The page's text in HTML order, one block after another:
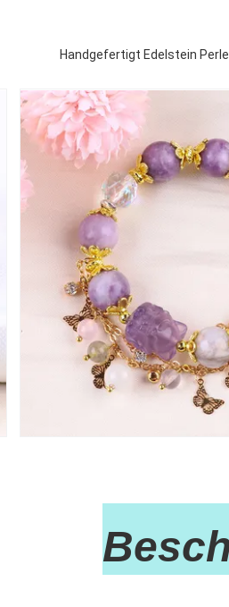
Handgefertigt Edelstein